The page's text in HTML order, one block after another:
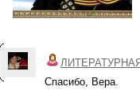
ЛИТЕРАТУРНАЯ
Спасибо, Вера.